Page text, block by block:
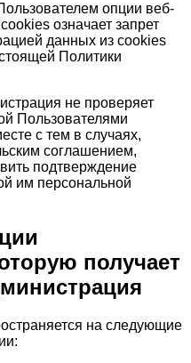
опции веб-
означает запрет
данных из cookies
Политики
не проверяет
Пользователями
с тем в случаях,
соглашением,
подтверждение
им персональной
получает
на следующие